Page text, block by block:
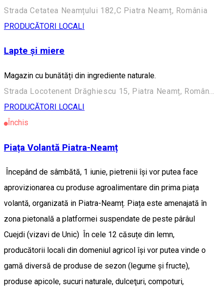
Strada Cetatea Neamțului 182,C Piatra Neamț, România
PRODUCĂTORI LOCALI
Lapte și miere
Magazin cu bunătăți din ingrediente naturale.
Strada Locotenent Drăghiescu 15, Piatra Neamț, România
PRODUCĂTORI LOCALI
Închis
Piața Volantă Piatra-Neamț
Începând de sâmbătă, 1 iunie, pietrenii își vor putea face
aprovizionarea cu produse agroalimentare din prima piața
volantă, organizată in Piatra-Neamț. Piața este amenajată în
zona pietonală a platformei suspendate de peste pârâul
Cuejdi (vizavi de Unic) În cele 12 căsuțe din lemn,
producătorii locali din domeniul agricol își vor putea vinde o
gamă diversă de produse de sezon (legume și fructe),
produse apicole, sucuri naturale, dulceţuri, compoturi,